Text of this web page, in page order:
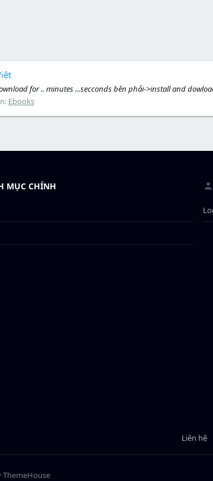
for .. minutes ...secconds bên phải->install and
Ebooks
MỤC CHÍNH
Liên hệ
ThemeHouse